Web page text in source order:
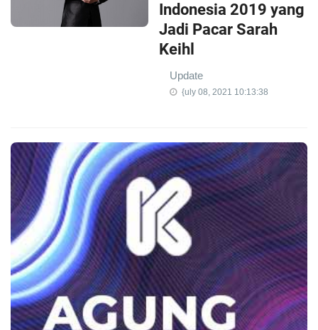
Indonesia 2019 yang
Jadi Pacar Sarah
Keihl
Update
{uly 08, 2021 10:13:38